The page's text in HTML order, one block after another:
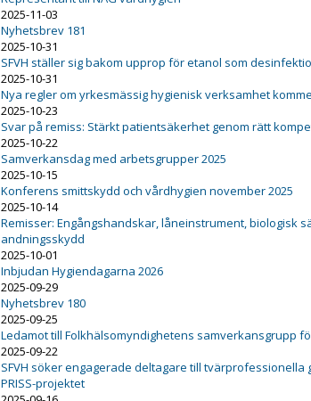
2025-11-03
Nyhetsbrev 181
2025-10-31
SFVH ställer sig bakom upprop för etanol som
2025-10-31
Nya regler om yrkesmässig hygienisk verksamhet
2025-10-23
Svar på remiss: Stärkt patientsäkerhet genom rätt
2025-10-22
Samverkansdag med arbetsgrupper 2025
2025-10-15
Konferens smittskydd och vårdhygien november 2025
2025-10-14
Remisser: Engångshandskar, låneinstrument, biologisk
andningsskydd
2025-10-01
Inbjudan Hygiendagarna 2026
2025-09-29
Nyhetsbrev 180
2025-09-25
Ledamot till Folkhälsomyndighetens samverkansgrupp
2025-09-22
SFVH söker engagerade deltagare till tvärprofessionella
PRISS-projektet